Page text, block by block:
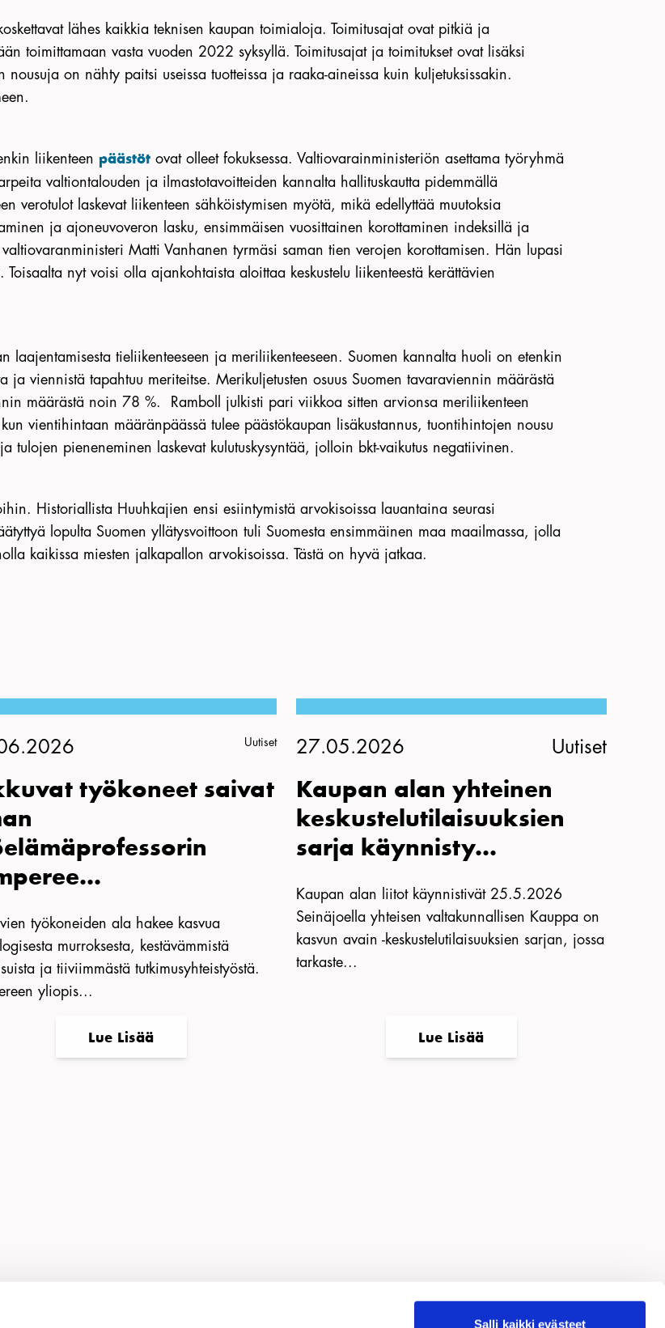
Salli kaikki evästeet
lähes kaikkia teknisen kaupan toimialoja. Toimitusajat ovat pitkiä ja
toimittamaan vasta vuoden 2022 syksyllä. Toimitusajat ja toimitukset ovat lisäksi
on nähty paitsi useissa tuotteissa ja raaka-aineissa kuin kuljetuksissakin.
liikenteen päästöt ovat olleet fokuksessa. Valtiovarainministeriön asettama työryhmä
valtiontalouden ja ilmastotavoitteiden kannalta hallituskautta pidemmällä
verotulot laskevat liikenteen sähköistymisen myötä, mikä edellyttää muutoksia
ja ajoneuvoveron lasku, ensimmäisen vuosittainen korottaminen indeksillä ja
Matti Vanhanen tyrmäsi saman tien verojen korottamisen. Hän lupasi
Toisaalta nyt voisi olla ajankohtaista aloittaa keskustelu liikenteestä kerättävien
laajentamisesta tieliikenteeseen ja meriliikenteeseen. Suomen kannalta huoli on etenkin
viennistä tapahtuu meriteitse. Merikuljetusten osuus Suomen tavaraviennin määrästä
määrästä noin 78 %. Ramboll julkisti pari viikkoa sitten arvionsa meriliikenteen
vientihintaan määränpäässä tulee päästökaupan lisäkustannus, tuontihintojen nousu
tulojen pieneneminen laskevat kulutuskysyntää, jolloin bkt-vaikutus negatiivinen.
Historiallista Huuhkajien ensi esiintymistä arvokisoissa lauantaina seurasi
lopulta Suomen yllätysvoittoon tuli Suomesta ensimmäinen maa maailmassa, jolla
kaikissa miesten jalkapallon arvokisoissa. Tästä on hyvä jatkaa.
Uutiset
työkoneet saivat
työkoneiden ala hakee kasvua
murroksesta, kestävämmistä
ja tiiviimmästä tutkimusyhteistyöstä.
yliopis...
Lue Lisää
27.05.2026 Uutiset
Kaupan alan yhteinen
keskustelutilaisuuksien
sarja käynnisty...
Kaupan alan liitot käynnistivät 25.5.2026
Seinäjoella yhteisen valtakunnallisen Kauppa on
kasvun avain -keskustelutilaisuuksien sarjan, jossa
tarkaste...
Lue Lisää